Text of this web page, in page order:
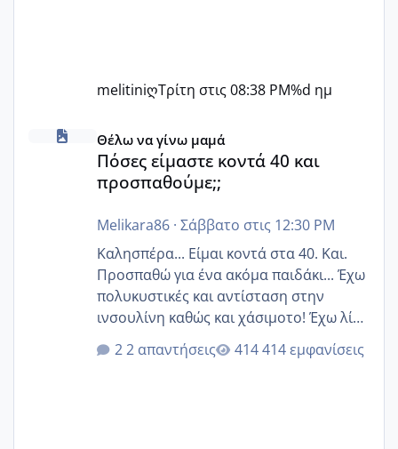
melitiniღΤρίτη στις 08:38 PM%d ημ
Πόσες είμαστε κοντά 40 και προσπαθούμε;;
Θέλω να γίνω μαμά
Πόσες είμαστε κοντά 40 και
προσπαθούμε;;
Melikara86· Σάββατο στις 12:30 PM
Καλησπέρα... Είμαι κοντά στα 40. Και.
Προσπαθώ για ένα ακόμα παιδάκι... Έχω
πολυκυστικές και αντίσταση στην
ινσουλίνη καθώς και χάσιμοτο! Έχω λίγα
κιλά παραπάνω και όσο κ αν προσπαθώ
δεν χάνω εύκολα! Προσπαθώ για ακόμη
2 απαντήσεις 414 εμφανίσεις